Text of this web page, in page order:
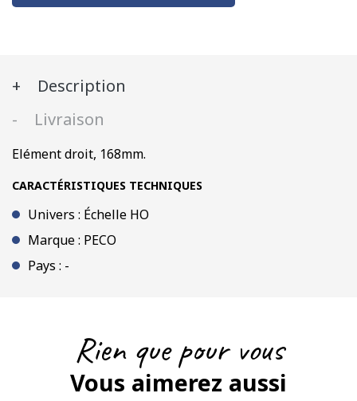
Description
Livraison
Elément droit, 168mm.
CARACTÉRISTIQUES TECHNIQUES
Univers : Échelle HO
Marque : PECO
Pays : -
Rien que pour vous
Vous aimerez aussi